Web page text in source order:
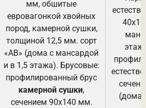
мм, обшитые
евровагонкой хвойных
пород, камерной сушки,
толщиной 12,5 мм. сорт
«АВ» (дома с мансардой
и в 1,5 этажа). Брусовые:
профилированный брус
камерной сушки,
сечением 90х140 мм.
(дома